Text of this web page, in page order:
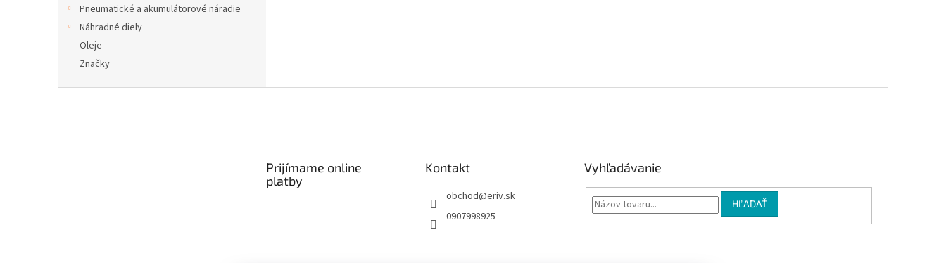
Pneumatické a akumulátorové náradie
Náhradné diely
Oleje
Značky
Prijímame online
platby
Kontakt
obchod@eriv.sk
0907998925
Vyhľadávanie
HĽADAŤ